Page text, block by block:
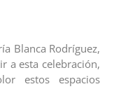
Blanca Rodríguez,
a esta celebración,
estos espacios